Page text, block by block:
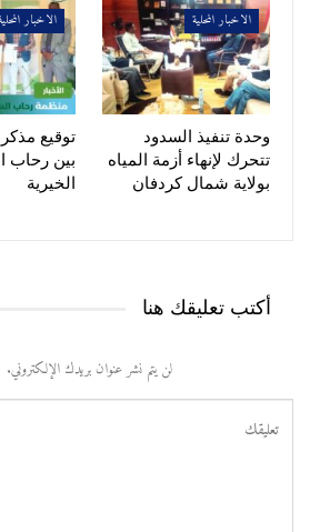
الاخبار المحلية
وحدة تنفيذ السدود
تتحرك لإنهاء أزمة المياه
بولاية شمال كردفان
الاخبار
توقيع
بين رحاب
الخيرية
أكتب تعليقك هنا
لن يتم نشر عنوان بريدك الإلكتروني.